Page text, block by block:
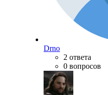
Drno
2 ответа
0 вопросов